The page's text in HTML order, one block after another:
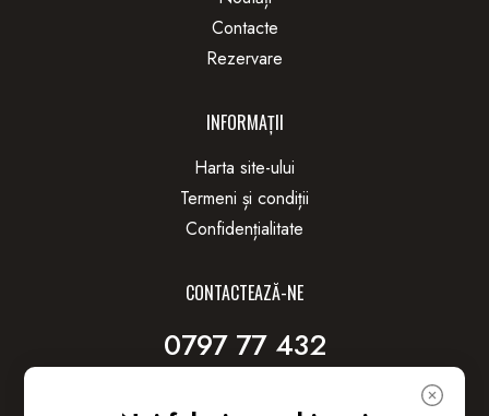
Contacte
Rezervare
INFORMAȚII
Harta site-ului
Termeni și condiții
Confidențialitate
CONTACTEAZĂ-NE
0797 77 432
Autotop.rent@gmail.com